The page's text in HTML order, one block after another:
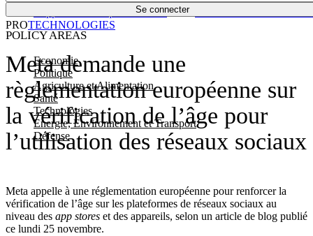
Se connecter
POLICY AREAS
Economie
Politique
Agriculture et Alimentation
Santé
Technologies
Energie, Environnement et Transport
Défense
Économie
Meta demande une
règlementation européenne sur
la vérification de l’âge pour
l’utilisation des réseaux sociaux
Meta appelle à une réglementation européenne pour renforcer la
vérification de l’âge sur les plateformes de réseaux sociaux au
niveau des app stores et des appareils, selon un article de blog publié
ce lundi 25 novembre.
PROTECHNOLOGIES